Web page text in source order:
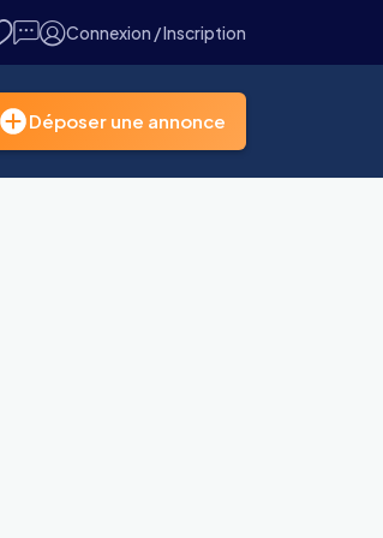
Connexion / Inscription
Déposer une annonce